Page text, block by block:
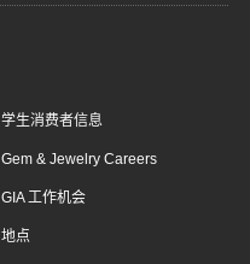
学生消费者信息
Gem & Jewelry Careers
GIA 工作机会
地点